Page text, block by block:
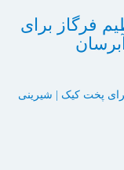
فرگاز برای